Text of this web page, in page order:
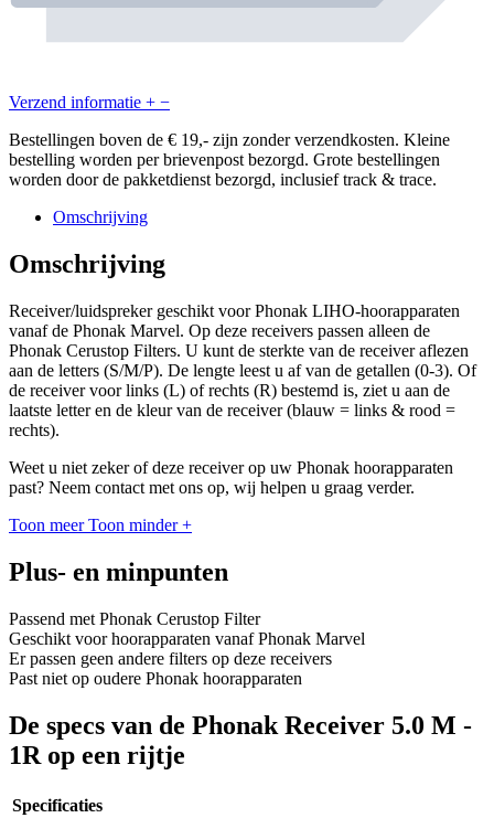
Verzend informatie + −
Bestellingen boven de € 19,- zijn zonder verzendkosten. Kleine
bestelling worden per brievenpost bezorgd. Grote bestellingen
worden door de pakketdienst bezorgd, inclusief track & trace.
Omschrijving
Omschrijving
Receiver/luidspreker geschikt voor Phonak LIHO-hoorapparaten
vanaf de Phonak Marvel. Op deze receivers passen alleen de
Phonak Cerustop Filters. U kunt de sterkte van de receiver aflezen
aan de letters (S/M/P). De lengte leest u af van de getallen (0-3). Of
de receiver voor links (L) of rechts (R) bestemd is, ziet u aan de
laatste letter en de kleur van de receiver (blauw = links & rood =
rechts).
Weet u niet zeker of deze receiver op uw Phonak hoorapparaten
past? Neem contact met ons op, wij helpen u graag verder.
Toon meer Toon minder +
Plus- en minpunten
Passend met Phonak Cerustop Filter
Geschikt voor hoorapparaten vanaf Phonak Marvel
Er passen geen andere filters op deze receivers
Past niet op oudere Phonak hoorapparaten
De specs van de Phonak Receiver 5.0 M -
1R op een rijtje
Specificaties